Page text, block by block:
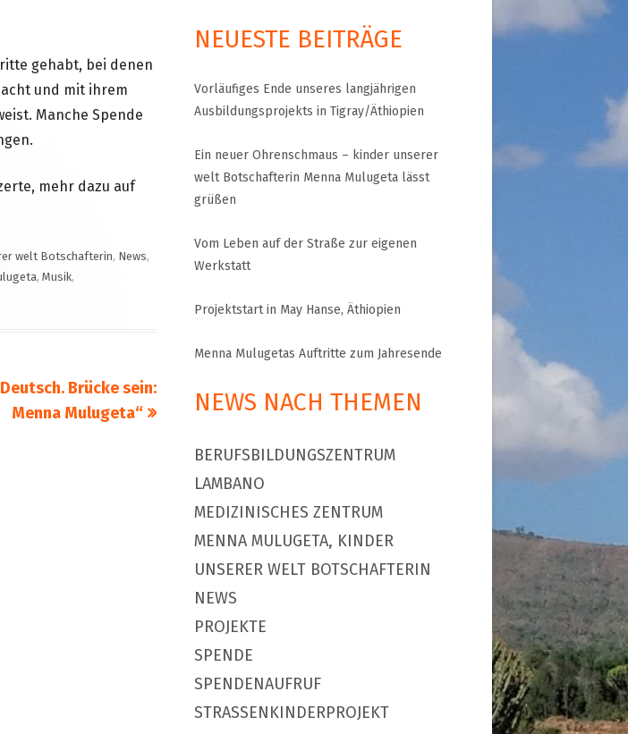
HILFE FÜR
MEDIZINISCHE HILFE FÜR MÜTTER UND
MENNA MULUGETA
VORSTAND UND ORGANISATION
SATZUNG UND LEITLINIEN
DATENSCHUTZERKLÄRUNG
FOR CHILDREN IN MISERY
gehabt, bei denen
und mit ihrem
Manche Spende
mehr dazu auf
welt Botschafterin, News,
, Musik,
Brücke sein:
Menna Mulugeta“
NEUESTE BEITRÄGE
Vorläufiges Ende unseres langjährigen
Ausbildungsprojekts in Tigray/Äthiopien
Ein neuer Ohrenschmaus – kinder unserer
welt Botschafterin Menna Mulugeta lässt
grüßen
Vom Leben auf der Straße zur eigenen
Werkstatt
Projektstart in May Hanse, Äthiopien
Menna Mulugetas Auftritte zum Jahresende
NEWS NACH THEMEN
BERUFSBILDUNGSZENTRUM
LAMBANO
MEDIZINISCHES ZENTRUM
MENNA MULUGETA, KINDER
UNSERER WELT BOTSCHAFTERIN
NEWS
PROJEKTE
SPENDE
SPENDENAUFRUF
STRASSENKINDERPROJEKT